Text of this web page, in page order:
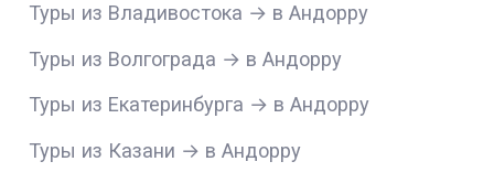
Туры из Владивостока → в Андорру
Туры из Волгограда → в Андорру
Туры из Екатеринбурга → в Андорру
Туры из Казани → в Андорру